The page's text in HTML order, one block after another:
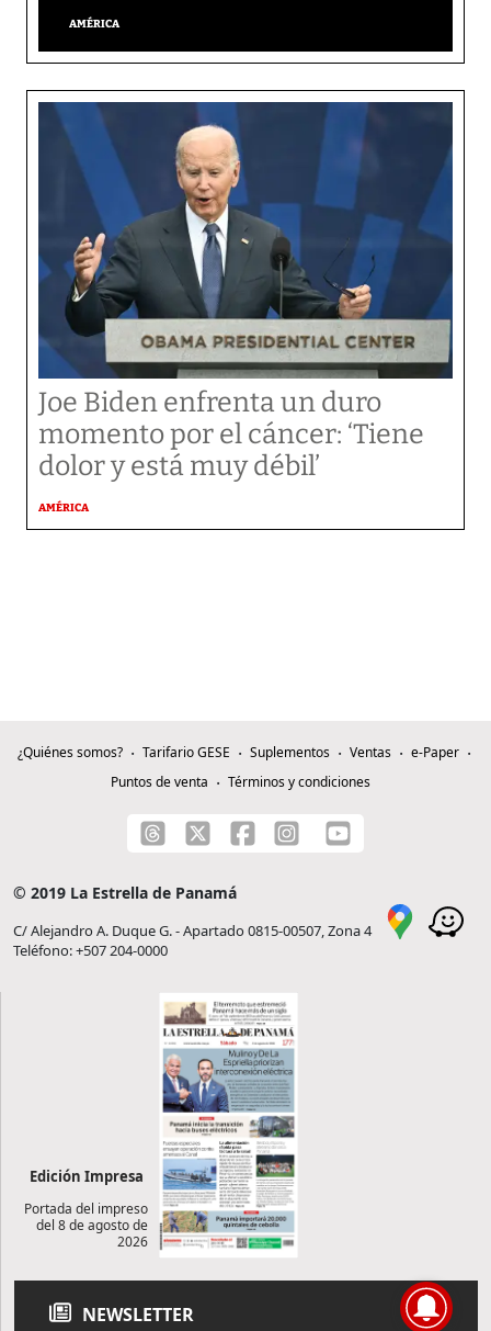
AMÉRICA
Joe Biden enfrenta un duro
momento por el cáncer: ‘Tiene
dolor y está muy débil’
AMÉRICA
¿Quiénes somos? Tarifario GESE Suplementos Ventas
e-Paper
Puntos de venta
Términos y condiciones
© 2019 La Estrella de Panamá
C/ Alejandro A. Duque G. - Apartado 0815-00507, Zona 4
Teléfono: +507 204-0000
Edición Impresa
Portada del impreso
del 8 de agosto de
2026
NEWSLETTER